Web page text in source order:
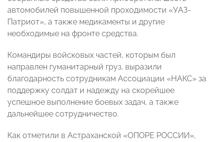
автомобилей повышенной проходимости «УАЗ-
Патриот», а также медикаменты и другие
необходимые на фронте средства.
Командиры войсковых частей, которым был
направлен гуманитарный груз, выразили
благодарность сотрудникам Ассоциации «НАКС» за
поддержку солдат и надежду на скорейшее
успешное выполнение боевых задач, а также
дальнейшее сотрудничество.
Как отметили в Астраханской «ОПОРЕ РОССИИ»,